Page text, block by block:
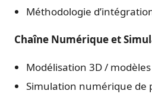
Méthodologie
Chaîne Numérique et
Modélisation 3D /
Simulation numérique de